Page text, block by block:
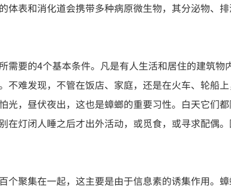
表和消化道会携带多种病原微生物，其分泌物、
要的4个基本条件。凡是有人生活和居住的建筑物
难发现，不管在饭店、家庭，还是在火车、轮船
，昼伏夜出，这也是蟑螂的重要习性。白天它们
灯闭人睡之后才出外活动，或觅食，或寻求配偶
聚集在一起，这主要是由于信息素的诱集作用。